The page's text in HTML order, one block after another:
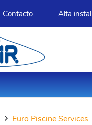
Contacto Alta
Euro Piscine Services